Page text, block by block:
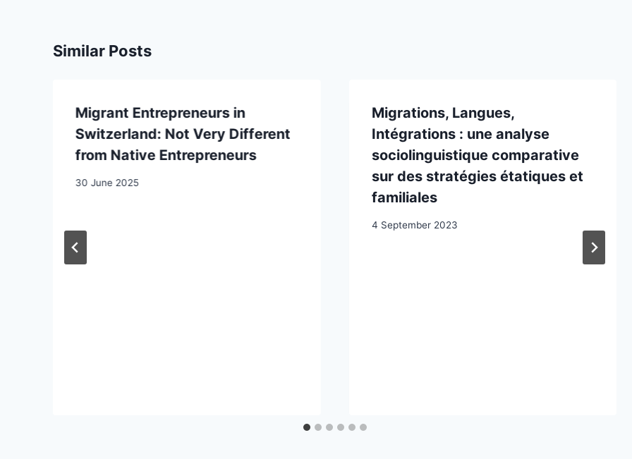
Similar Posts
Migrant Entrepreneurs in
Switzerland: Not Very Different
from Native Entrepreneurs
30 June 2025
Migrations, Langues,
Intégrations : une analyse
sociolinguistique comparative
sur des stratégies étatiques et
familiales
4 September 2023